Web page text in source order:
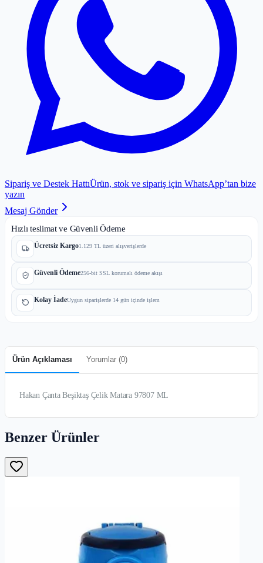
Sipariş ve Destek HattıÜrün, stok ve sipariş için WhatsApp’tan bize
yazın
Mesaj Gönder
Hızlı teslimat ve Güvenli Ödeme
Ücretsiz Kargo1.129 TL üzeri alışverişlerde
Güvenli Ödeme256-bit SSL korumalı ödeme akışı
Kolay İadeUygun siparişlerde 14 gün içinde işlem
Ürün Açıklaması Yorumlar (0)
Hakan Çanta Beşiktaş Çelik Matara 97807 ML
Benzer Ürünler